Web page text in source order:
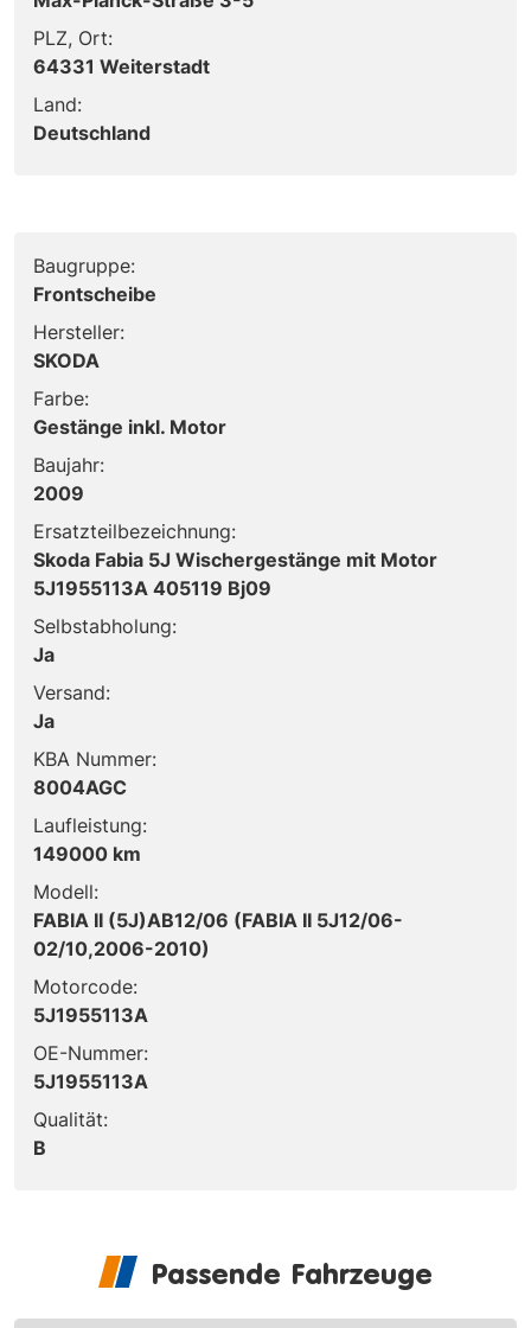
PLZ, Ort:
64331 Weiterstadt
Land:
Deutschland
Baugruppe:
Frontscheibe
Hersteller:
SKODA
Farbe:
Gestänge inkl. Motor
Baujahr:
2009
Ersatzteilbezeichnung:
Skoda Fabia 5J Wischergestänge mit Motor
5J1955113A 405119 Bj09
Selbstabholung:
Ja
Versand:
Ja
KBA Nummer:
8004AGC
Laufleistung:
149000 km
Modell:
FABIA II (5J)AB12/06 (FABIA II 5J12/06-
02/10,2006-2010)
Motorcode:
5J1955113A
OE-Nummer:
5J1955113A
Qualität:
B
Passende Fahrzeuge